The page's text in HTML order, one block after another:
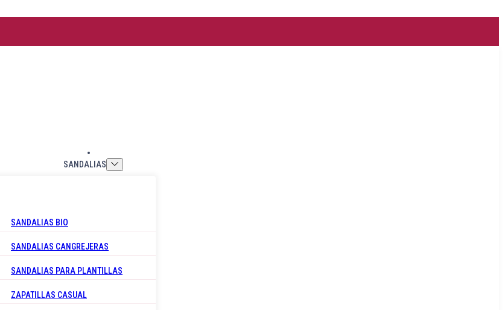
SANDALIAS
SANDALIAS BIO
SANDALIAS CANGREJERAS
SANDALIAS PARA PLANTILLAS
ZAPATILLAS CASUAL